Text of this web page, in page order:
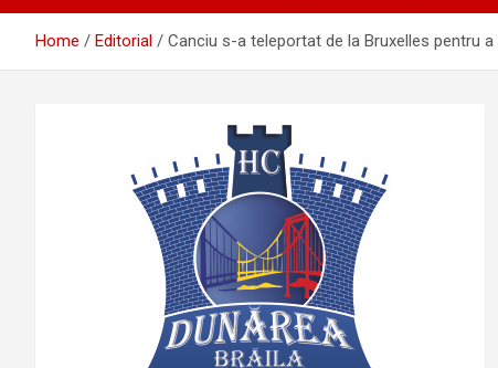
Home Editorial Canciu s-a teleportat de la Bruxelles pentru